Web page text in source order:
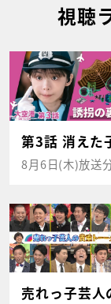
視聴
第3話 消えた
8月6日(木)放送
売れっ子芸